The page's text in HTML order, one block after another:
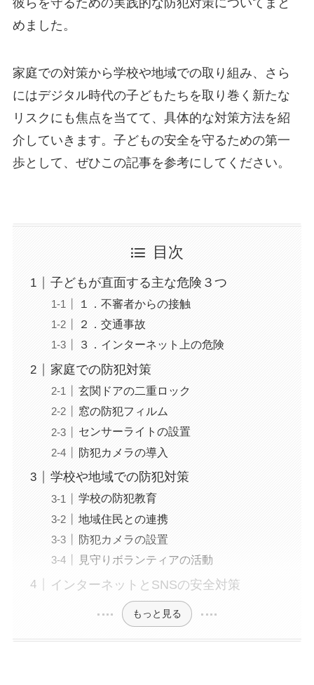
めました。
家庭での対策から学校や地域での取り組み、さら
にはデジタル時代の子どもたちを取り巻く新たな
リスクにも焦点を当てて、具体的な対策方法を紹
介していきます。子どもの安全を守るための第一
歩として、ぜひこの記事を参考にしてください。
目次
子どもが直面する主な危険３つ
１．不審者からの接触
２．交通事故
３．インターネット上の危険
家庭での防犯対策
玄関ドアの二重ロック
窓の防犯フィルム
センサーライトの設置
防犯カメラの導入
学校や地域での防犯対策
学校の防犯教育
地域住民との連携
防犯カメラの設置
見守りボランティアの活動
インターネットとSNSの安全対策
もっと見る